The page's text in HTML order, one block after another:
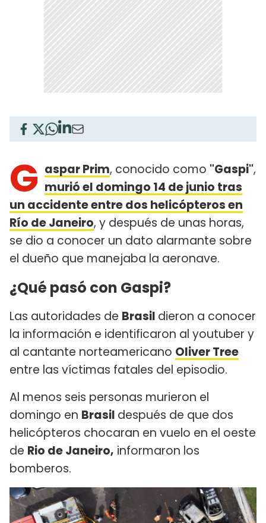
G aspar Prim, conocido como "Gaspi",
murió el domingo 14 de junio tras
un accidente entre dos helicópteros en
Río de Janeiro, y después de unas horas,
se dio a conocer un dato alarmante sobre
el dueño que manejaba la aeronave.
¿Qué pasó con Gaspi?
Las autoridades de Brasil dieron a conocer
la información e identificaron al youtuber y
al cantante norteamericano Oliver Tree
entre las víctimas fatales del episodio.
Al menos seis personas murieron el
domingo en Brasil después de que dos
helicópteros chocaran en vuelo en el oeste
de Rio de Janeiro, informaron los
bomberos.